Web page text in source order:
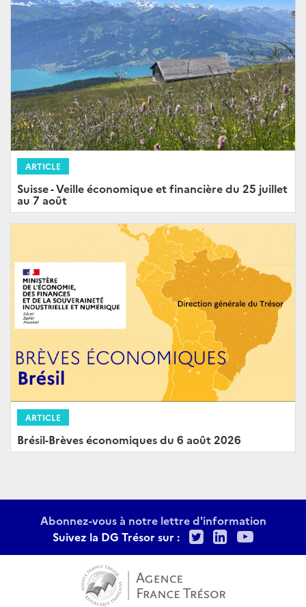
ARTICLE
Suisse - Veille économique et financière du 25 juillet
au 7 août
ARTICLE
Brésil-Brèves économiques du 6 août 2026
Abonnez-vous à notre lettre d'information
Suivez la DG Trésor sur :
TwitterLinkedIn